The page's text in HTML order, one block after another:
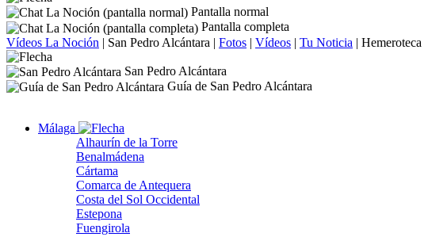
Pantalla normal
Pantalla completa
Vídeos La Noción | San Pedro Alcántara | Fotos | Vídeos | Tu Noticia | Hemeroteca
San Pedro Alcántara
Guía de San Pedro Alcántara
Málaga
Alhaurín de la Torre
Benalmádena
Cártama
Comarca de Antequera
Costa del Sol Occidental
Estepona
Fuengirola